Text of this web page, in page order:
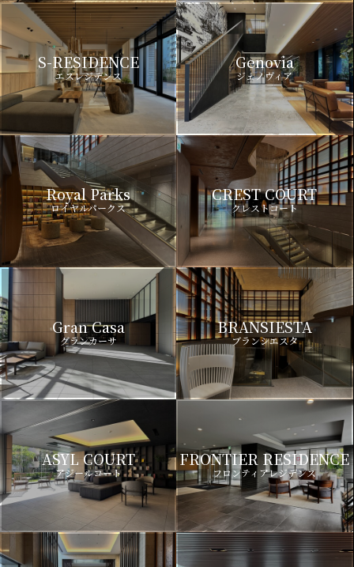
S-RESIDENCE
エスレジデンス
Genovia
ジェノヴィア
Royal Parks
ロイヤルパークス
CREST COURT
クレストコート
Gran Casa
グランカーサ
BRANSIESTA
ブランシエスタ
ASYL COURT
アジールコート
FRONTIER RESIDENCE
フロンティアレジデンス